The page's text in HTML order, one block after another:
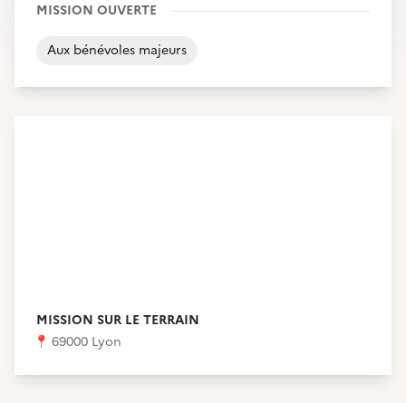
MISSION OUVERTE
Aux bénévoles majeurs
MISSION SUR LE TERRAIN
📍 69000 Lyon